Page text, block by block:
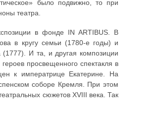
было подвижно, то при
театра.
в фонде IN ARTIBUS. В
в кругу семьи (1780-е годы) и
И та, и другая композиции
просвещенного спектакля в
к императрице Екатерине. На
соборе Кремля. При этом
сюжетов XVIII века. Так